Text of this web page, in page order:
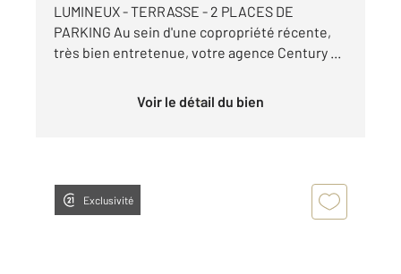
LUMINEUX - TERRASSE - 2 PLACES DE
PARKING Au sein d'une copropriété récente,
très bien entretenue, votre agence Century ...
Voir le détail du bien
Exclusivité